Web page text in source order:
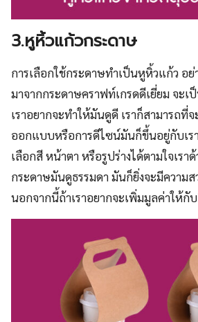
3.หูหิ้วแก้วกระดาษ
การเลือกใช้กระดาษทำเป็นหูหิ้วแก้ว อ
มาจากกระดาษคราฟท์เกรดดีเยี่ยม จะ
เราอยากจะทำให้มันดูดี เราก็สามารถที่จ
ออกแบบหรือการดีไซน์มันก็ขึ้นอยู่กับเร
เลือกสี หน้าตา หรือรูปร่างได้ตามใจเร
กระดาษมันดูธรรมดา มันก็ยิ่งจะมีความ
นอกจากนี้ถ้าเราอยากจะเพิ่มมูลค่าให้กั